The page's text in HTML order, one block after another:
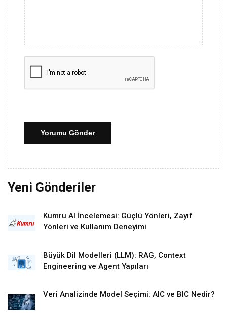
Yorumu Gönder
Yeni Gönderiler
Kumru AI İncelemesi: Güçlü Yönleri, Zayıf
Yönleri ve Kullanım Deneyimi
Büyük Dil Modelleri (LLM): RAG, Context
Engineering ve Agent Yapıları
Veri Analizinde Model Seçimi: AIC ve BIC Nedir?